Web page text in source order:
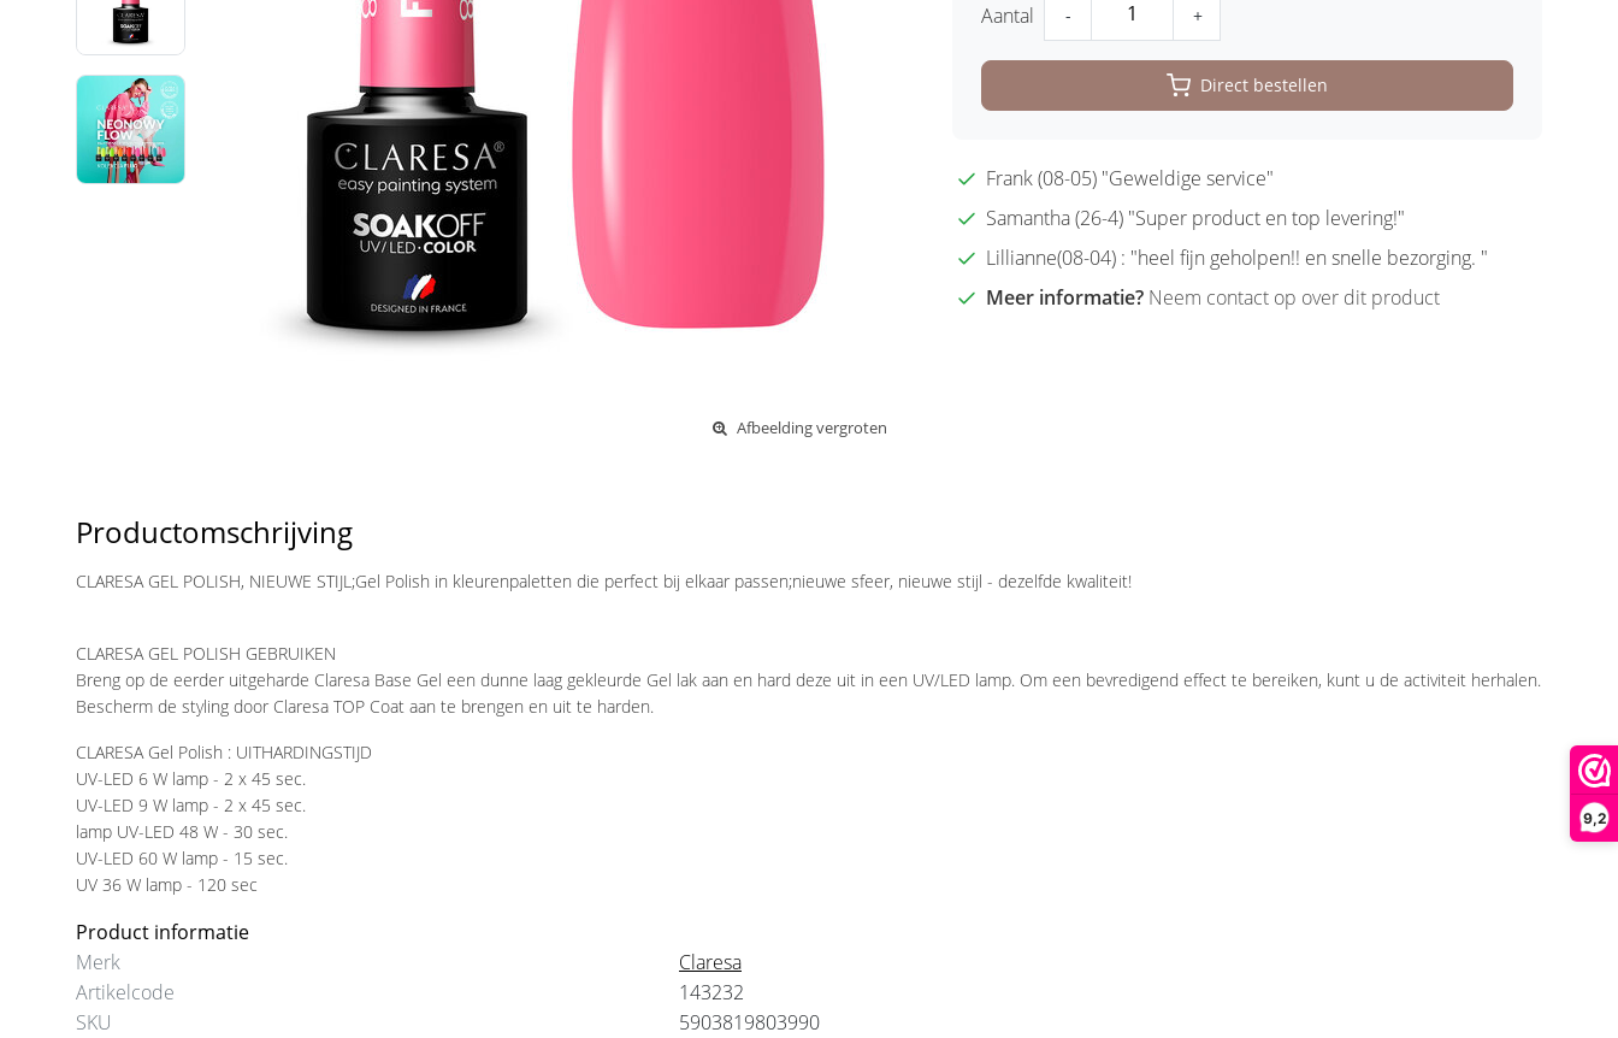
9,2
Afbeelding vergroten
Aantal - +
Direct bestellen
Frank (08-05) "Geweldige service"
Samantha (26-4) "Super product en top levering!"
Lillianne(08-04) : "heel fijn geholpen!! en snelle bezorging. "
Meer informatie? Neem contact op over dit product
Productomschrijving
CLARESA GEL POLISH, NIEUWE STIJL;Gel Polish in kleurenpaletten die perfect bij elkaar passen;nieuwe sfeer, nieuwe stijl - dezelfde kwaliteit!
CLARESA GEL POLISH GEBRUIKEN
Breng op de eerder uitgeharde Claresa Base Gel een dunne laag gekleurde Gel lak aan en hard deze uit in een UV/LED lamp. Om een bevredigend effect te bereiken, kunt u de activiteit herhalen.
Bescherm de styling door Claresa TOP Coat aan te brengen en uit te harden.
CLARESA Gel Polish : UITHARDINGSTIJD
UV-LED 6 W lamp - 2 x 45 sec.
UV-LED 9 W lamp - 2 x 45 sec.
lamp UV-LED 48 W - 30 sec.
UV-LED 60 W lamp - 15 sec.
UV 36 W lamp - 120 sec
Product informatie
Merk
Claresa
Artikelcode
143232
SKU
5903819803990